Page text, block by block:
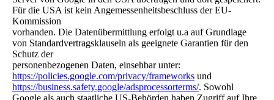
Für die USA ist kein Angemessenheitsbeschluss der EU-
Kommission
vorhanden. Die Datenübermittlung erfolgt u.a auf Grundlage
von Standardvertragsklauseln als geeignete Garantien für den
Schutz der
personenbezogenen Daten, einsehbar unter:
https://policies.google.com/privacy/frameworks und
https://business.safety.google/adsprocessorterms/. Sowohl